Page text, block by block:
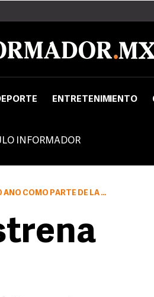
ENTRETENIMIENTO
INFORMADOR
DEL DISCO ANILLO DE COMPROMISO